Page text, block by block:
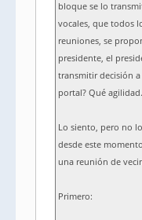
bloque se lo
vocales, que todos
reuniones, se
presidente, el
transmitir decisión a
portal? Qué agilidad.
Lo siento, pero no
desde este
una reunión de
Primero: